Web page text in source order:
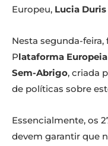
Europeu, Lucia
Nesta segunda-
Plataforma
Sem-Abrigo, criada
de políticas sobre
Essencialmente, os
devem garantir que